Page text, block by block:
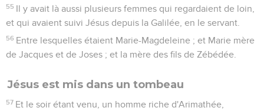
55 Il y avait là aussi plusieurs femmes qui regardaient de loin,
et qui avaient suivi Jésus depuis la Galilée, en le servant.
56 Entre lesquelles étaient Marie-Magdeleine ; et Marie mère
de Jacques et de Joses ; et la mère des fils de Zébédée.
Jésus est mis dans un tombeau
57 Et le soir étant venu, un homme riche d'Arimathée,